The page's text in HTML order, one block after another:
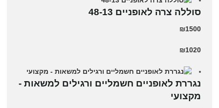
סוללה צרה לאופניים 48-13
₪1500
₪1020
נגררת לאופניים חשמליים ורגילים למשאות -
מקצועי